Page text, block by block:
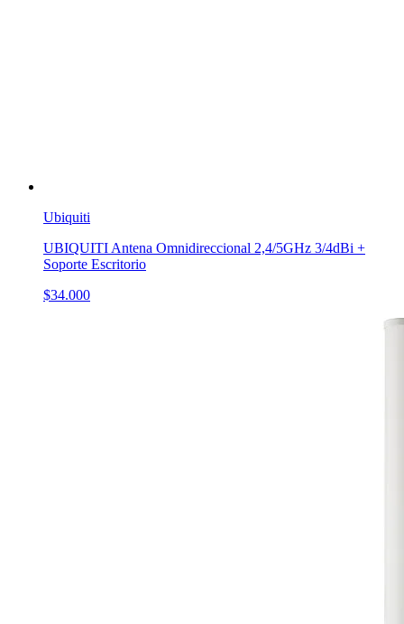
Ubiquiti
UBIQUITI Antena Omnidireccional 2,4/5GHz 3/4dBi +
Soporte Escritorio
$34.000